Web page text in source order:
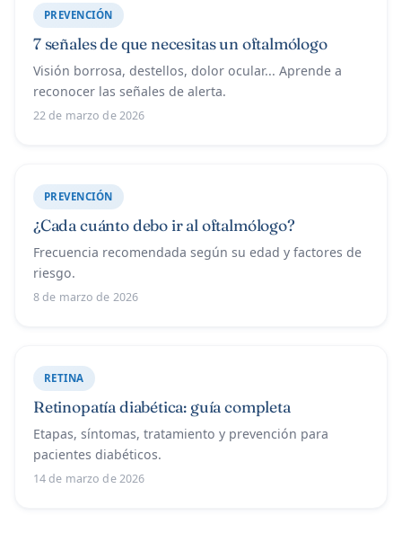
PREVENCIÓN
7 señales de que necesitas un oftalmólogo
Visión borrosa, destellos, dolor ocular... Aprende a
reconocer las señales de alerta.
22 de marzo de 2026
PREVENCIÓN
¿Cada cuánto debo ir al oftalmólogo?
Frecuencia recomendada según su edad y factores de
riesgo.
8 de marzo de 2026
RETINA
Retinopatía diabética: guía completa
Etapas, síntomas, tratamiento y prevención para
pacientes diabéticos.
14 de marzo de 2026